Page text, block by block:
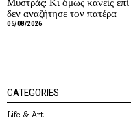
Μυστράς: Κι όμως κανείς
δεν αναζήτησε τον πατέρα
05/08/2026
CATEGORIES
Life & Art